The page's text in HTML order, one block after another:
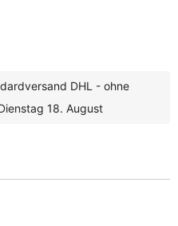
DHL - ohne
18. August